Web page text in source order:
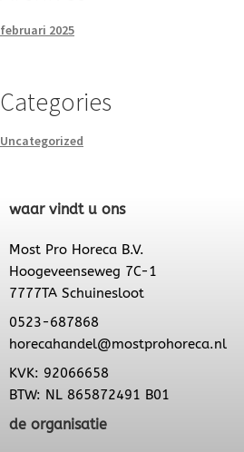
februari 2025
Categories
Uncategorized
waar vindt u ons
Most Pro Horeca B.V.
Hoogeveenseweg 7C-1
7777TA Schuinesloot
0523-687868
horecahandel@mostprohoreca.nl
KVK: 92066658
BTW: NL 865872491 B01
de organisatie